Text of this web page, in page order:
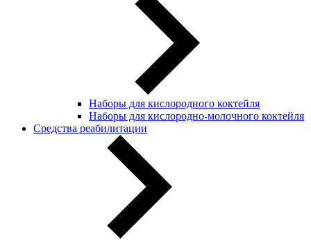
Наборы для кислородного коктейля
Наборы для кислородно-молочного коктейля
Средства реабилитации